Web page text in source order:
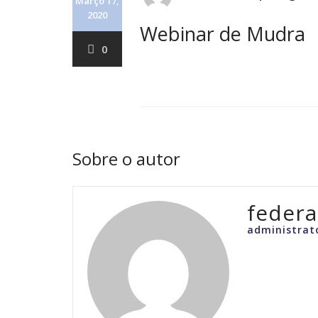
2020
0
Webinar de Mudra
Sobre o autor